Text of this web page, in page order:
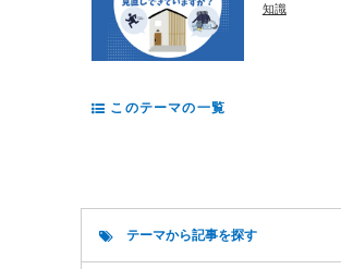
知識
このテーマの一覧
テーマから記事を探す